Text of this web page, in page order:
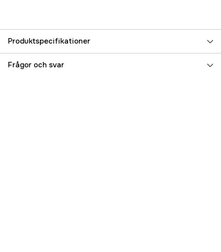
Produktspecifikationer
Referensnummer 5000022563
Frågor och svar